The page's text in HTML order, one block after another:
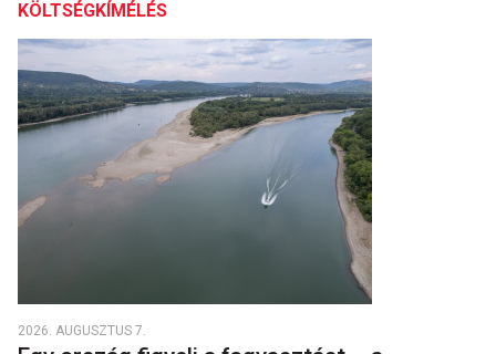
KÖLTSÉGKÍMÉLÉS
2026. AUGUSZTUS 7.